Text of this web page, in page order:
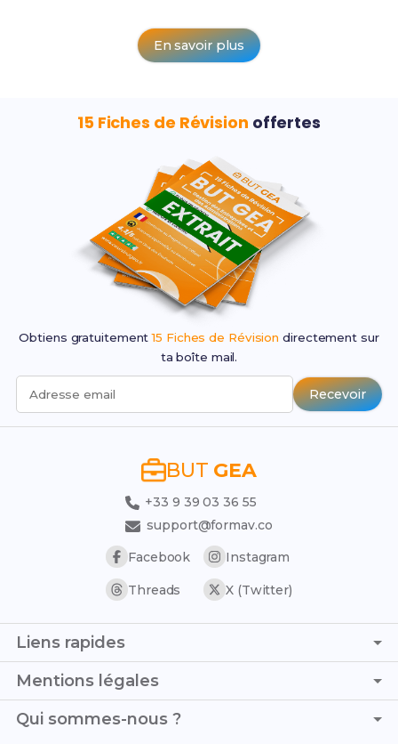
En savoir plus
15 Fiches de Révision offertes
Obtiens gratuitement15 Fiches de Révision directement sur
ta boîte mail.
Adresse email Recevoir
BUT GEA
+33 9 39 03 36 55
support@formav.co
Facebook
Instagram
Threads X (Twitter)
Liens rapides
Page d'accueil
Trouver son stage
Trouver son alternance
Mentions légales
C.G.V. - C.G.U.
Qui sommes-nous ?